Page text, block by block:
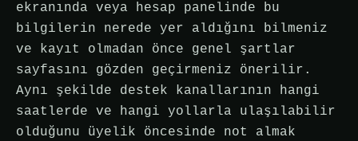
ekranında veya hesap panelinde bu
bilgilerin nerede yer aldığını bilmeniz
ve kayıt olmadan önce genel şartlar
sayfasını gözden geçirmeniz önerilir.
Aynı şekilde destek kanallarının hangi
saatlerde ve hangi yollarla ulaşılabilir
olduğunu üyelik öncesinde not almak